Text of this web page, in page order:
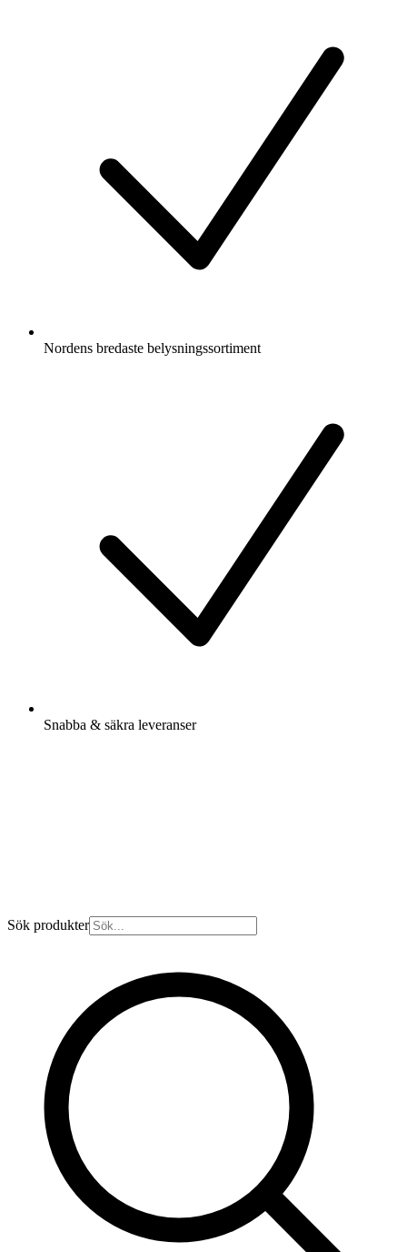
Nordens bredaste belysningssortiment
Snabba & säkra leveranser
Sök produkter